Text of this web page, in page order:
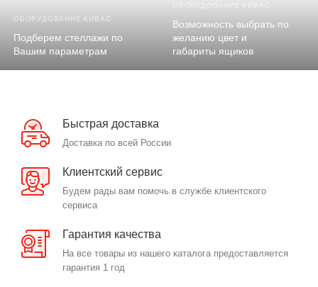
ОБОРУДОВАНИЕ-КИВАС
Подберем стеллажи по
Вашим параметрам
ОБОРУДОВАНИЕ-КИВАС
Возможность выбрать по
желанию цвет и
габариты ящиков
Быстрая доставка
Доставка по всей России
Клиентский сервис
Будем рады вам помочь в службе клиентского
сервиса
Гарантия качества
На все товары из нашего каталога предоставляется
гарантия 1 год